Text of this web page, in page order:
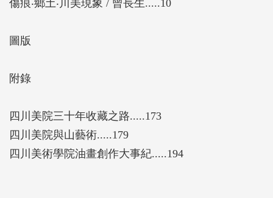
傷痕‧鄉土‧川美現象 / 曾長生.....10
圖版
附錄
四川美院三十年收藏之路.....173
四川美院與山藝術.....179
四川美術學院油畫創作大事紀.....194